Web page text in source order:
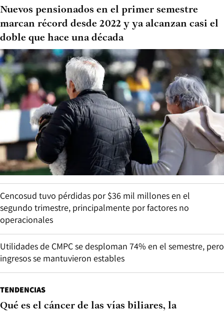
Nuevos pensionados en el primer semestre
marcan récord desde 2022 y ya alcanzan casi el
doble que hace una década
Cencosud tuvo pérdidas por $36 mil millones en el
segundo trimestre, principalmente por factores no
operacionales
Utilidades de CMPC se desploman 74% en el semestre, pero
ingresos se mantuvieron estables
TENDENCIAS
Qué es el cáncer de las vías biliares, la